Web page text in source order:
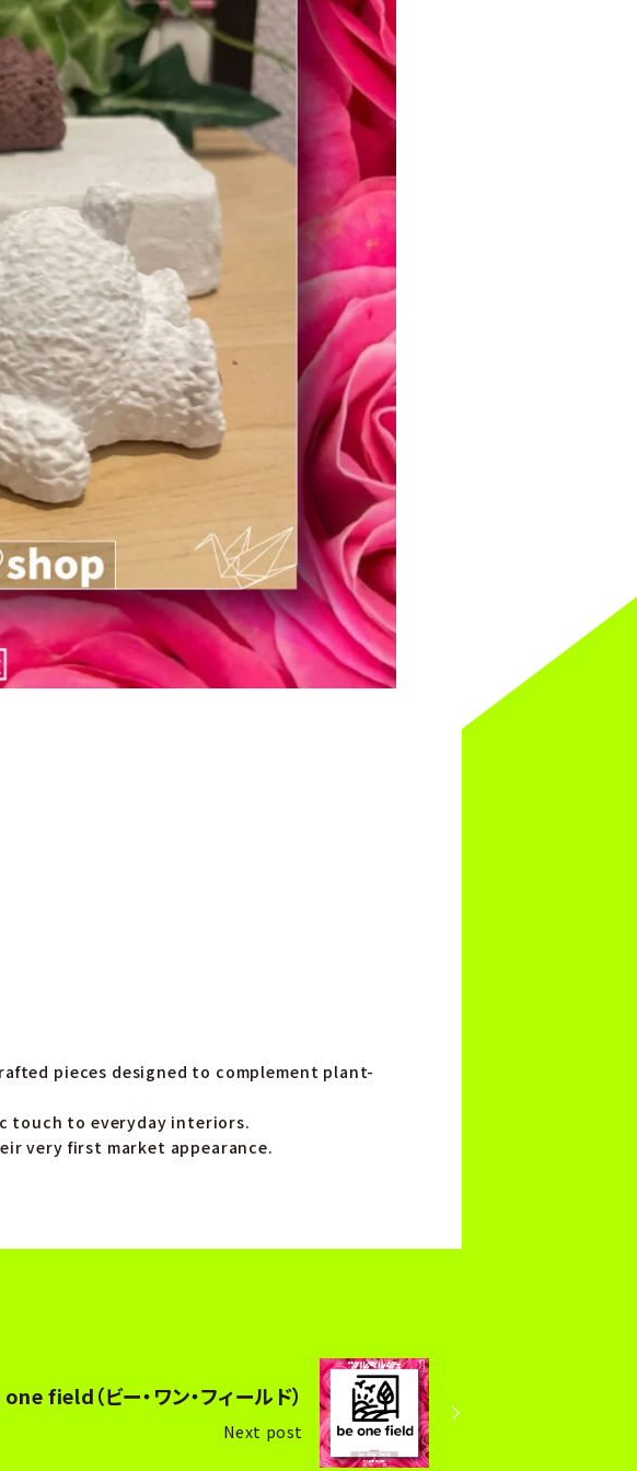
pieces designed to complement plant-
touch to everyday interiors.
very first market appearance.
field（ビー・ワン・フィールド）
Next post